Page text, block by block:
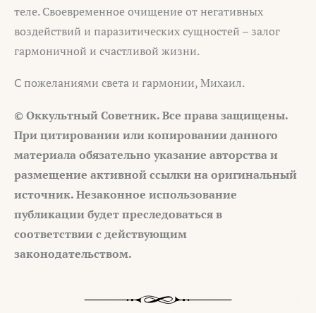
теле. Своевременное очищение от негативных
воздействий и паразитических сущностей – залог
гармоничной и счастливой жизни.
С пожеланиями света и гармонии, Михаил.
© Оккультный Советник. Все права защищены.
При цитировании или копировании данного
материала обязательно указание авторства и
размещение активной ссылки на оригинальный
источник. Незаконное использование
публикации будет преследоваться в
соответствии с действующим
законодательством.